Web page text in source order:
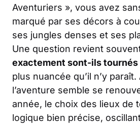
Aventuriers », vous avez
marqué par ses décors à
ses jungles denses et ses
Une question revient
exactement sont-ils tournés
plus nuancée qu’il n’y
l’aventure semble se
année, le choix des lieux de
logique bien précise,